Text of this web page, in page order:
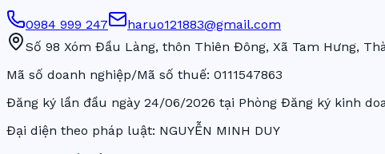
0984 999 247
haruo121883@gmail.com
Số 98 Xóm Đầu Làng, thôn Thiên Đông, Xã Tam Hưng,
Mã số doanh nghiệp/Mã số thuế: 0111547863
Đăng ký lần đầu ngày 24/06/2026 tại Phòng Đăng ký kinh
Đại diện theo pháp luật: NGUYỄN MINH DUY